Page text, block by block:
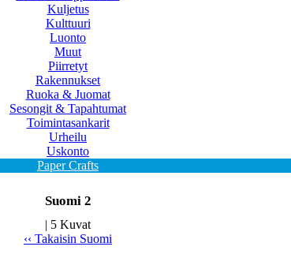
Kuljetus
Kulttuuri
Luonto
Muut
Piirretyt
Rakennukset
Ruoka & Juomat
Sesongit & Tapahtumat
Toimintasankarit
Urheilu
Uskonto
Paper Crafts
Suomi 2
| 5 Kuvat
‹‹ Takaisin Suomi